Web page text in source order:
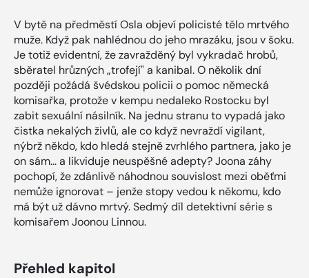
V bytě na předměstí Osla objeví policisté tělo mrtvého
muže. Když pak nahlédnou do jeho mrazáku, jsou v šoku.
Je totiž evidentní, že zavražděný byl vykradač hrobů,
sběratel hrůzných „trofejí" a kanibal. O několik dní
později požádá švédskou policii o pomoc německá
komisařka, protože v kempu nedaleko Rostocku byl
zabit sexuální násilník. Na jednu stranu to vypadá jako
čistka nekalých živlů, ale co když nevraždí vigilant,
nýbrž někdo, kdo hledá stejně zvrhlého partnera, jako je
on sám... a likviduje neuspěšné adepty? Joona záhy
pochopí, že zdánlivě náhodnou souvislost mezi oběťmi
nemůže ignorovat – jenže stopy vedou k někomu, kdo
má být už dávno mrtvý. Sedmý díl detektivní série s
komisařem Joonou Linnou.
Přehled kapitol